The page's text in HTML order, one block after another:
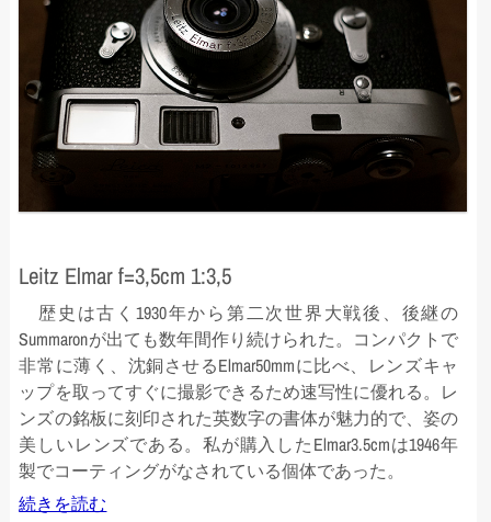
Leitz Elmar f=3,5cm 1:3,5
歴史は古く1930年から第二次世界大戦後、後継の
Summaronが出ても数年間作り続けられた。コンパクトで
非常に薄く、沈銅させるElmar50mmに比べ、レンズキャ
ップを取ってすぐに撮影できるため速写性に優れる。レ
ンズの銘板に刻印された英数字の書体が魅力的で、姿の
美しいレンズである。私が購入したElmar3.5cmは1946年
製でコーティングがなされている個体であった。
続きを読む